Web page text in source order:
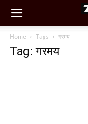
Home Tags गरमय
Tag: गरमय